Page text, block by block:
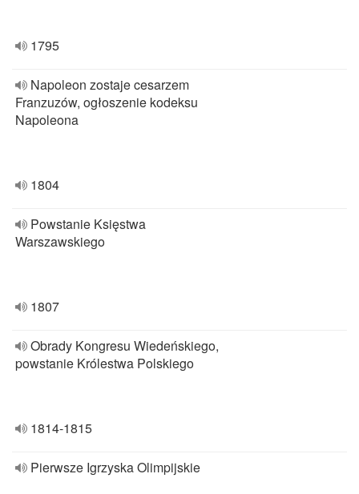
1795
Napoleon zostaje cesarzem
Franzuzów, ogłoszenie kodeksu
Napoleona
1804
Powstanie Księstwa
Warszawskiego
1807
Obrady Kongresu Wiedeńskiego,
powstanie Królestwa Polskiego
1814-1815
Pierwsze Igrzyska Olimpijskie